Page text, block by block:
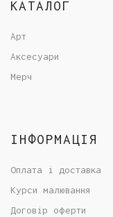
КАТАЛОГ
Арт
Аксесуари
Мерч
ІНФОРМАЦІЯ
Оплата і доставка
Курси малювання
Договір оферти